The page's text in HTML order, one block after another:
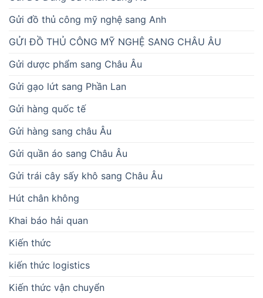
Gửi đồ thủ công mỹ nghệ sang Anh
GỬI ĐỒ THỦ CÔNG MỸ NGHỆ SANG CHÂU ÂU
Gửi dược phẩm sang Châu Âu
Gửi gạo lứt sang Phần Lan
Gửi hàng quốc tế
Gửi hàng sang châu Âu
Gửi quần áo sang Châu Âu
Gửi trái cây sấy khô sang Châu Âu
Hút chân không
Khai báo hải quan
Kiến thức
kiến thức logistics
Kiến thức vận chuyển